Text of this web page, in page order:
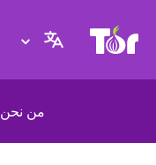
موقع Tor Project
من نحن